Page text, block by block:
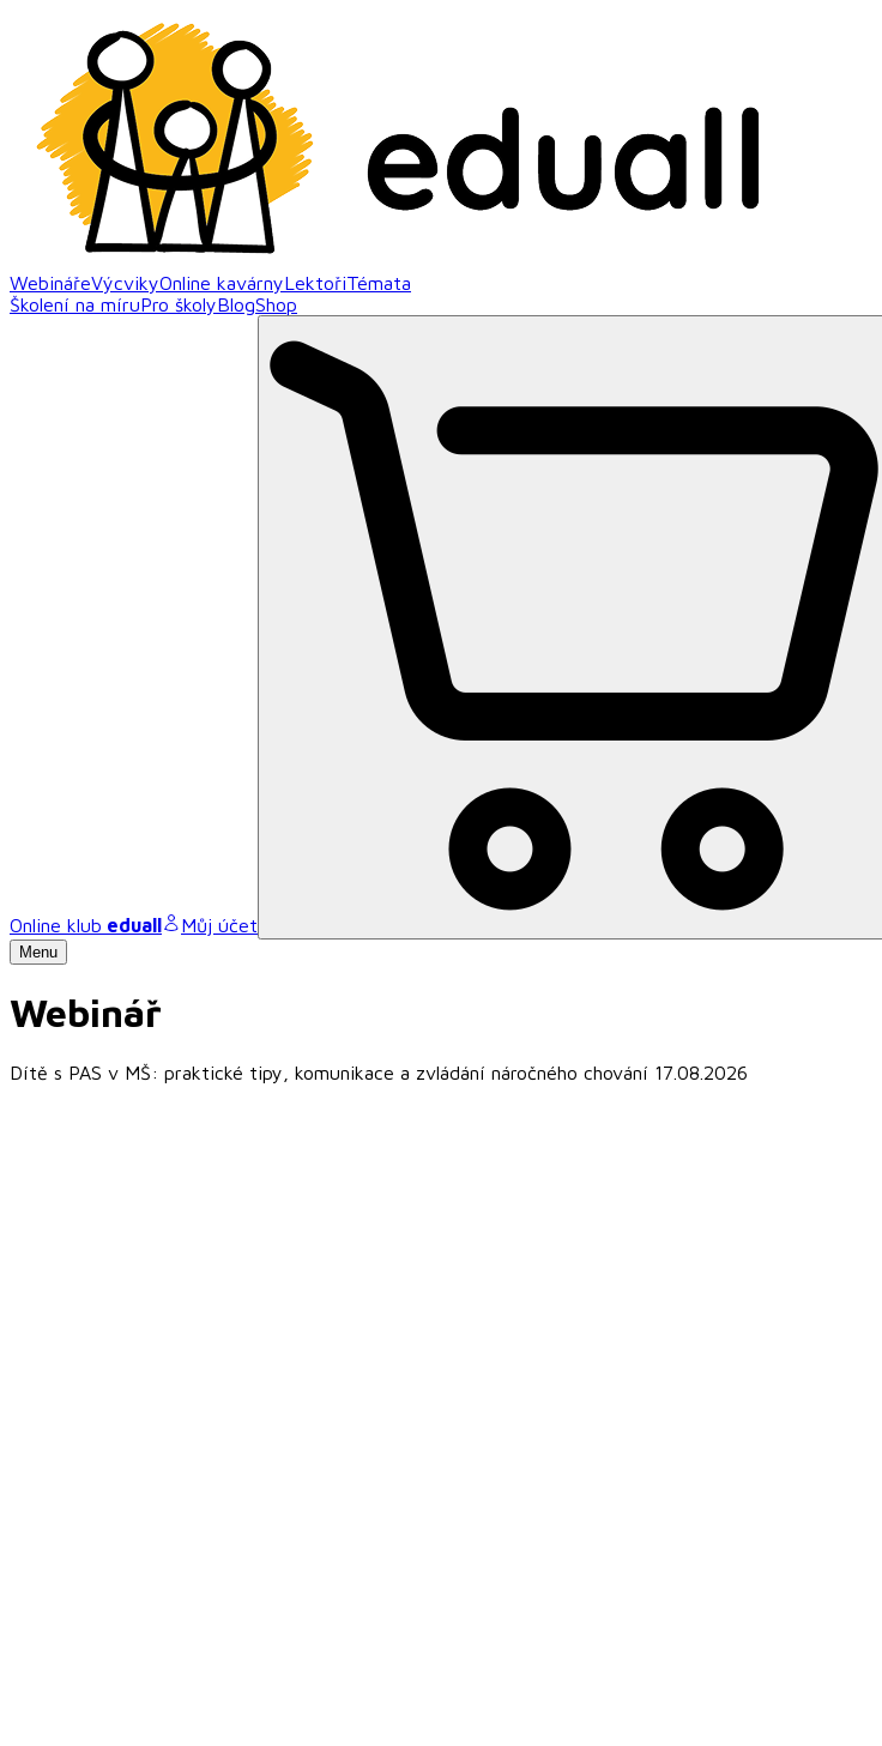
WebinářeVýcvikyOnline kavárnyLektořiTémata
Školení na míruPro školyBlogShop
Online klub eduall Můj účet
Menu
Webinář
Dítě s PAS v MŠ: praktické tipy, komunikace a zvládání náročného chování 17.08.2026